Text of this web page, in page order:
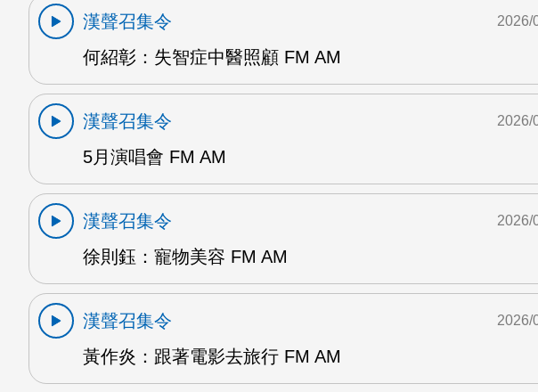
漢聲召集令
何紹彰：失智症中醫照顧 FM AM
2026/
漢聲召集令
5月演唱會 FM AM
2026/
漢聲召集令
徐則鈺：寵物美容 FM AM
2026/
漢聲召集令
黃作炎：跟著電影去旅行 FM AM
2026/